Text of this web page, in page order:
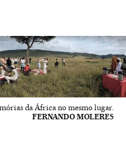
da África no mesmo lugar.
FERNANDO MOLERES